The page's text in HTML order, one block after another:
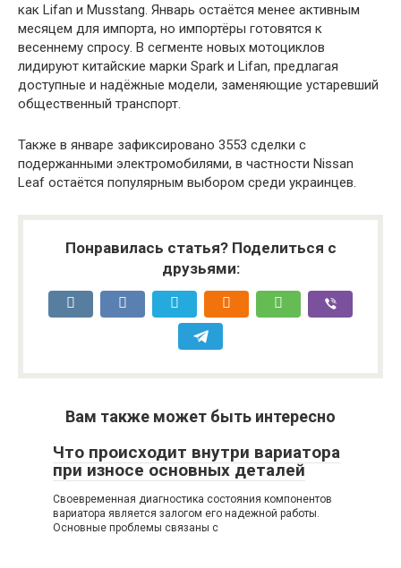
как Lifan и Musstang. Январь остаётся менее активным
месяцем для импорта, но импортёры готовятся к
весеннему спросу. В сегменте новых мотоциклов
лидируют китайские марки Spark и Lifan, предлагая
доступные и надёжные модели, заменяющие устаревший
общественный транспорт.
Также в январе зафиксировано 3553 сделки с
подержанными электромобилями, в частности Nissan
Leaf остаётся популярным выбором среди украинцев.
Понравилась статья? Поделиться с
друзьями:
Вам также может быть интересно
Что происходит внутри вариатора
при износе основных деталей
Своевременная диагностика состояния компонентов
вариатора является залогом его надежной работы.
Основные проблемы связаны с